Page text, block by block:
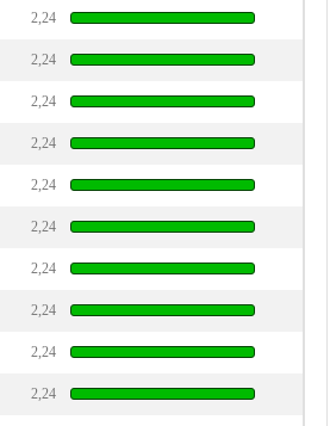
2,24
2,24
2,24
2,24
2,24
2,24
2,24
2,24
2,24
2,24